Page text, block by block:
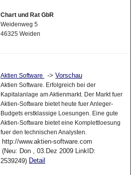
Chart und Rat GbR
Weidenweg 5
46325 Weiden
Aktien Software -> Vorschau
Aktien Software. Erfolgreich bei der
Kapitalanlage am Aktienmarkt. Der Markt fuer
Aktien-Software bietet heute fuer Anleger-
Budgets erstklassige Loesungen. Eine gute
Aktien-Software bietet eine Komplettloesung
fuer den technischen Analysten.
http://www.aktien-software.com
(Neu: Don , 03.Dez 2009 LinkID:
2539249) Detail